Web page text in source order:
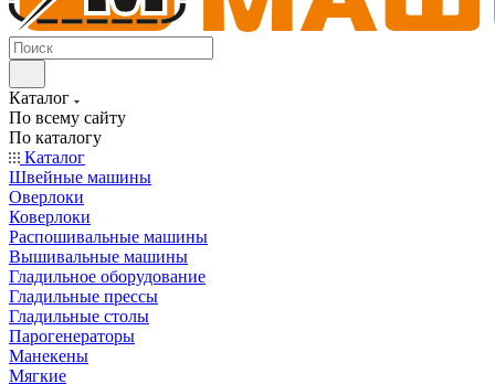
Каталог
По всему сайту
По каталогу
Каталог
Швейные машины
Оверлоки
Коверлоки
Распошивальные машины
Вышивальные машины
Гладильное оборудование
Гладильные прессы
Гладильные столы
Парогенераторы
Манекены
Мягкие